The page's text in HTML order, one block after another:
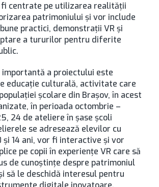
centrate pe utilizarea realității
patrimoniului și vor include
practici, demonstrații VR și
a tururilor pentru diferite
a proiectului este
educație culturală, activitate care
școlare din Brașov, în acest
în perioada octombrie –
24 de ateliere în șase școli
se adresează elevilor cu
și 14 ani, vor fi interactive și vor
pe copii în experiențe VR care să
de cunoștințe despre patrimoniul
să le deschidă interesul pentru